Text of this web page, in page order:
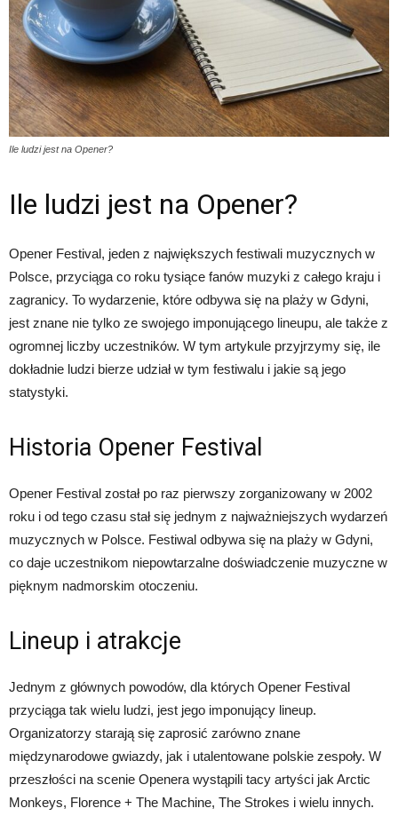
Ile ludzi jest na Opener?
Ile ludzi jest na Opener?
Opener Festival, jeden z największych festiwali muzycznych w
Polsce, przyciąga co roku tysiące fanów muzyki z całego kraju i
zagranicy. To wydarzenie, które odbywa się na plaży w Gdyni,
jest znane nie tylko ze swojego imponującego lineupu, ale także z
ogromnej liczby uczestników. W tym artykule przyjrzymy się, ile
dokładnie ludzi bierze udział w tym festiwalu i jakie są jego
statystyki.
Historia Opener Festival
Opener Festival został po raz pierwszy zorganizowany w 2002
roku i od tego czasu stał się jednym z najważniejszych wydarzeń
muzycznych w Polsce. Festiwal odbywa się na plaży w Gdyni,
co daje uczestnikom niepowtarzalne doświadczenie muzyczne w
pięknym nadmorskim otoczeniu.
Lineup i atrakcje
Jednym z głównych powodów, dla których Opener Festival
przyciąga tak wielu ludzi, jest jego imponujący lineup.
Organizatorzy starają się zaprosić zarówno znane
międzynarodowe gwiazdy, jak i utalentowane polskie zespoły. W
przeszłości na scenie Openera wystąpili tacy artyści jak Arctic
Monkeys, Florence + The Machine, The Strokes i wielu innych.